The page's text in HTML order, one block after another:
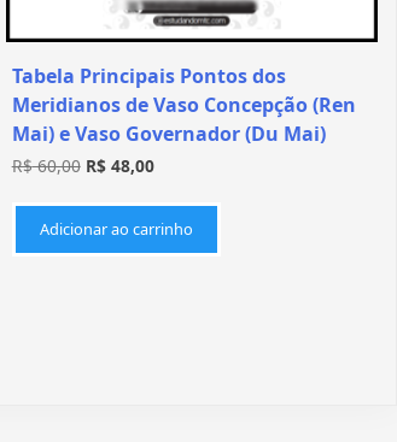
Tabela Principais Pontos dos
Meridianos de Vaso Concepção (Ren
Mai) e Vaso Governador (Du Mai)
R$60,00 R$48,00
Adicionar ao carrinho